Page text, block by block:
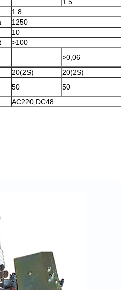
1.8
1250
10
>100
>0,06
20(2S)
20(2S)
50
50
AC220,DC48